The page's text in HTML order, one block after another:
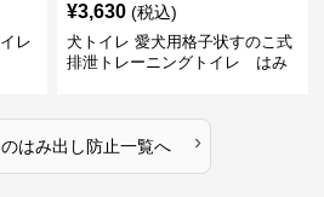
レ
¥3,630 (税込)
犬トイレ 愛犬用格子状すのこ式
排泄トレーニングトイレ はみ
のはみ出し防止一覧へ ›